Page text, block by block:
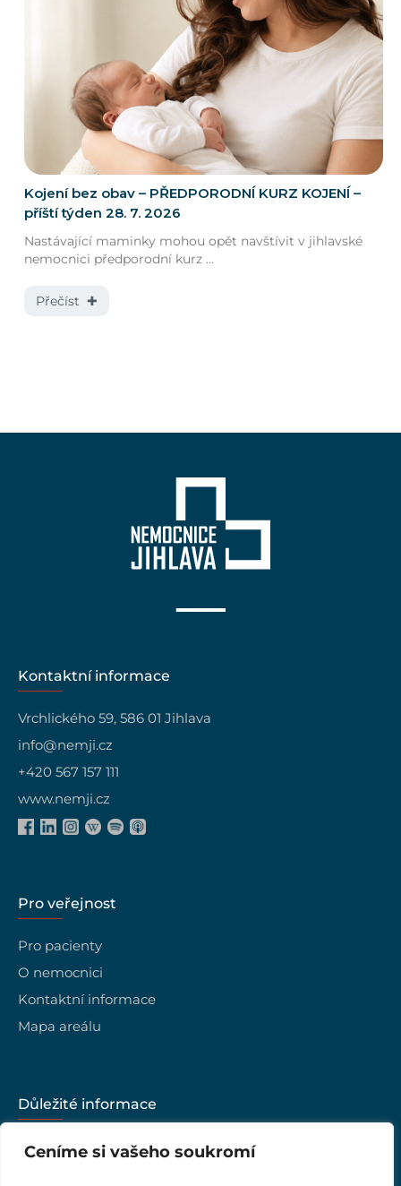
Ceníme si vašeho soukromí
Kojení bez obav – PŘEDPORODNÍ KURZ KOJENÍ –
příští týden 28. 7. 2026
Nastávající maminky mohou opět navštívit v jihlavské
nemocnici předporodní kurz ...
Přečíst ✚
Kontaktní informace
Vrchlického 59, 586 01 Jihlava
info@nemji.cz
+420 567 157 111
www.nemji.cz
Pro veřejnost
Pro pacienty
O nemocnici
Kontaktní informace
Mapa areálu
Důležité informace
Kariéra